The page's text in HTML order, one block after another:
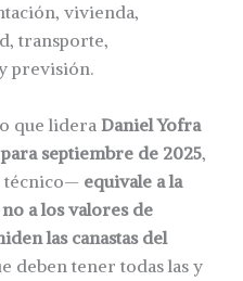
vivienda,
transporte,
previsión.
que lidera Daniel Yofra
para septiembre de 2025,
técnico— equivale a la
a los valores de
las canastas del
deben tener todas las y